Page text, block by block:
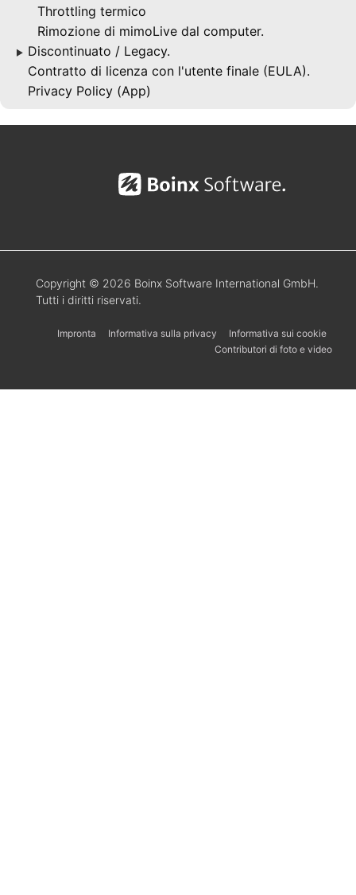
Throttling termico
Rimozione di mimoLive dal computer.
▶ Discontinuato / Legacy.
Contratto di licenza con l'utente finale (EULA).
Privacy Policy (App)
Copyright © 2026 Boinx Software International GmbH.
Tutti i diritti riservati.
Impronta Informativa sulla privacy
Informativa sui cookie
Contributori di foto e video